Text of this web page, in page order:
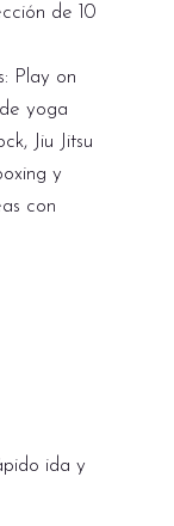
de 10
Play on
yoga
Jiu Jitsu
y
con
ida y